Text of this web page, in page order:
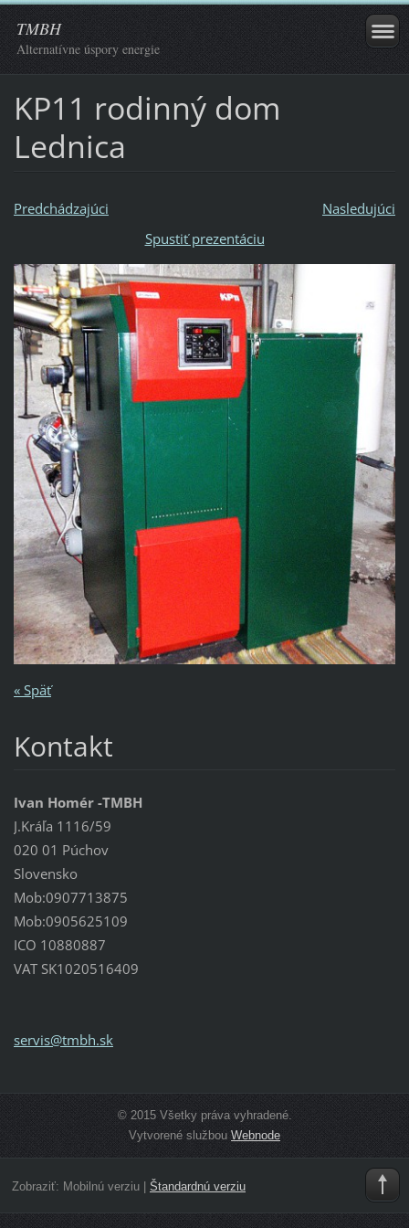
TMBH
Alternatívne úspory energie
KP11 rodinný dom
Lednica
Predchádzajúci
Nasledujúci
Spustiť prezentáciu
« Späť
Kontakt
Ivan Homér -TMBH
J.Kráľa 1116/59
020 01 Púchov
Slovensko
Mob:0907713875
Mob:0905625109
ICO 10880887
VAT SK1020516409
servis@tmbh.sk
© 2015 Všetky práva vyhradené.
Vytvorené službouWebnode
Zobraziť: Mobilnú verziu| Štandardnú verziu